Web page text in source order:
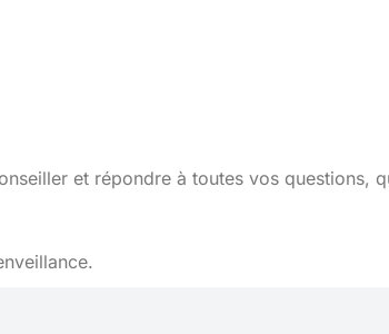
et répondre à toutes vos questions,